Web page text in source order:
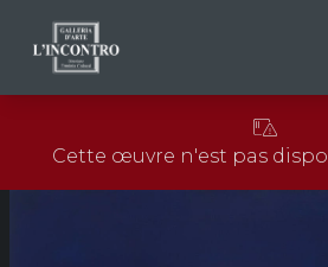
NEWS ED EVENTS
Cette œuvre n'est pas